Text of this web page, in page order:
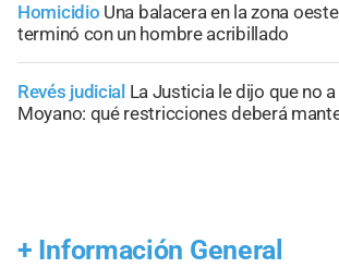
Homicidio Una balacera en la zona
terminó con un hombre acribillado
Revés judicial La Justicia le dijo que no
Moyano: qué restricciones deberá
+ Información General